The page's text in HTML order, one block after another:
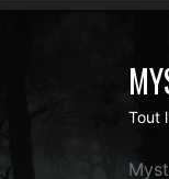
Tout